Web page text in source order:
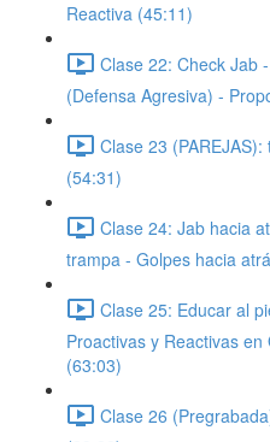
Reactiva (45:11)
Clase 22: Check Jab
(Defensa Agresiva) -
Clase 23
(54:31)
Clase 24: Jab hacia
trampa - Golpes hacia
Clase 25: Educar al
Proactivas y Reactivas
(63:03)
Clase 26